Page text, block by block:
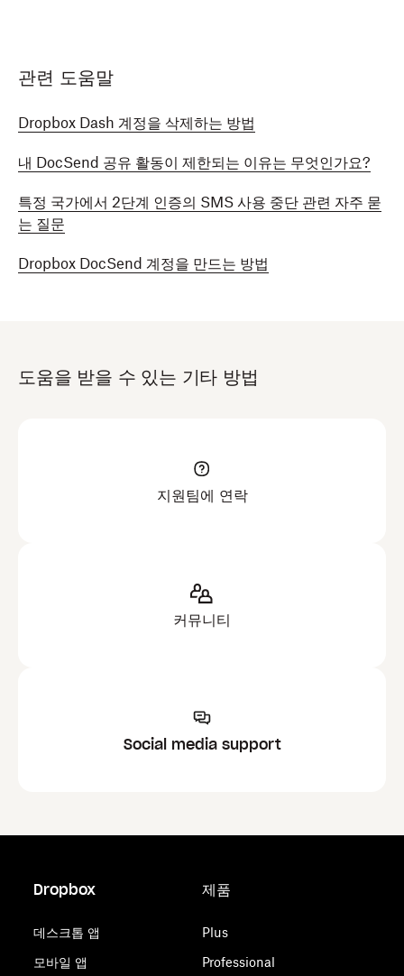
관련 도움말
Dropbox Dash 계정을 삭제하는 방법
내 DocSend 공유 활동이 제한되는 이유는 무엇인가요?
특정 국가에서 2단계 인증의 SMS 사용 중단 관련 자주 묻
는 질문
Dropbox DocSend 계정을 만드는 방법
도움을 받을 수 있는 기타 방법
지원팀에 연락
커뮤니티
Social media support
Dropbox
데스크톱 앱
모바일 앱
제품
Plus
Professional